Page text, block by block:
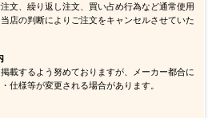
文、繰り返し注文、買い占め行為など通常使用
店の判断によりご注文をキャンセルさせていた
載するよう努めておりますが、メーカー都合に
仕様等が変更される場合があります。